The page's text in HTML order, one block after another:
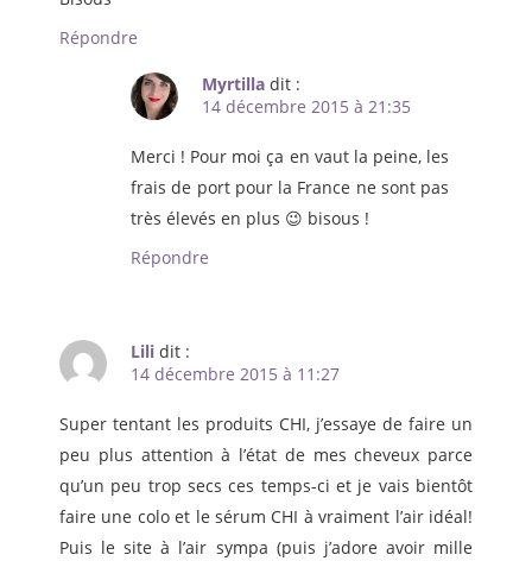
Répondre
Myrtilla dit :
14 décembre 2015 à 21:35
Merci ! Pour moi ça en vaut la peine, les
frais de port pour la France ne sont pas
très élevés en plus 😉 bisous !
Répondre
Lili dit :
14 décembre 2015 à 11:27
Super tentant les produits CHI, j’essaye de faire un
peu plus attention à l’état de mes cheveux parce
qu’un peu trop secs ces temps-ci et je vais bientôt
faire une colo et le sérum CHI à vraiment l’air idéal!
Puis le site à l’air sympa (puis j’adore avoir mille